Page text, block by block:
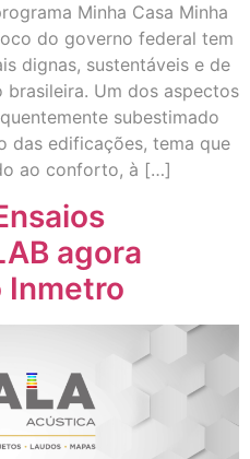
Minha Casa Minha
do governo federal tem
dignas, sustentáveis e de
Um dos aspectos
subestimado
das edificações, tema que
ao conforto, à […]
agora
Inmetro